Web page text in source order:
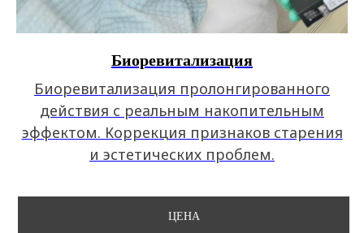
Биоревитализация
Биоревитализация пролонгированного
действия с реальным накопительным
эффектом. Коррекция признаков старения
и эстетических проблем.
ЦЕНА